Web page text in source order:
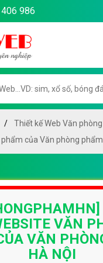
986
Thiết kế Web Văn
của Văn phòng phẩm
VĂN
VĂN
HÀ NỘI